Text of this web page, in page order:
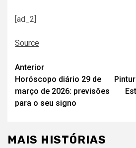
[ad_2]
Source
Navegação
de
artigos
Anterior
Horóscopo diário 29 de
março de 2026: previsões
para o seu signo
MAIS HISTÓRIAS